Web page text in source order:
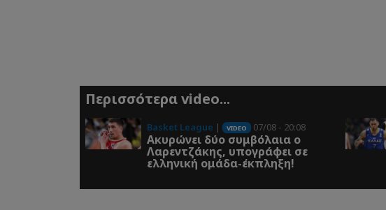
Περισσότερα video...
Basket League | VIDEO 07/08 - 20:08
Ακυρώνει δύο συμβόλαια ο
Λαρεντζάκης, υπογράφει σε
ελληνική ομάδα-έκπληξη!